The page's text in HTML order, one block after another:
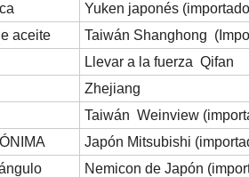
Yuken japonés
aceite
Taiwán Shanghong
Llevar a la fuerza Qifan
Zhejiang
Taiwán Weinview
Japón Mitsubishi
Nemicon de Japón